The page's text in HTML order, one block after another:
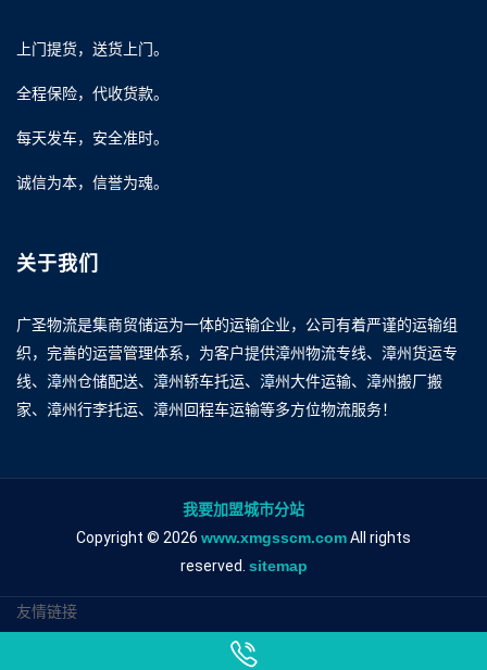
上门提货，送货上门。
全程保险，代收货款。
每天发车，安全准时。
诚信为本，信誉为魂。
关于我们
广圣物流是集商贸储运为一体的运输企业，公司有着严谨的运输组
织，完善的运营管理体系，为客户提供漳州物流专线、漳州货运专
线、漳州仓储配送、漳州轿车托运、漳州大件运输、漳州搬厂搬
家、漳州行李托运、漳州回程车运输等多方位物流服务！
我要加盟城市分站
Copyright © 2026 www.xmgsscm.comAll rights
reserved. sitemap
友情链接
漳州到阜阳物流公司